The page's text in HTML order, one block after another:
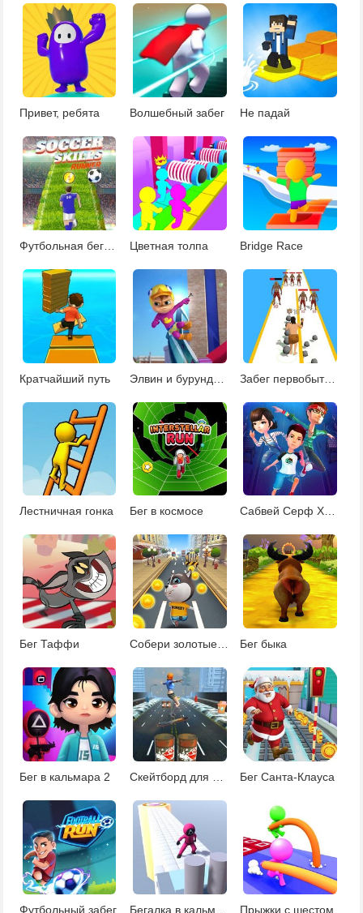
Привет, ребята Волшебный забег Не падай
Футбольная бегалка Цветная толпа Bridge Race
Кратчайший путь Забег первобытного человека
Лестничная гонка Бег в космосе Сабвей Серф Хэллоуин
Бег Таффи Cобери золотые монетки Бег быка
Бег в кальмара 2 Скейтборд для девчонок Бег Санта-Клауса
Футбольный забег Бегалка в кальмара Прыжки с шестом